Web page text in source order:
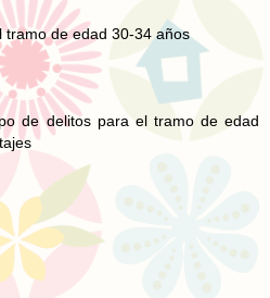
tramo de edad 30-34 años
de delitos para el tramo de edad